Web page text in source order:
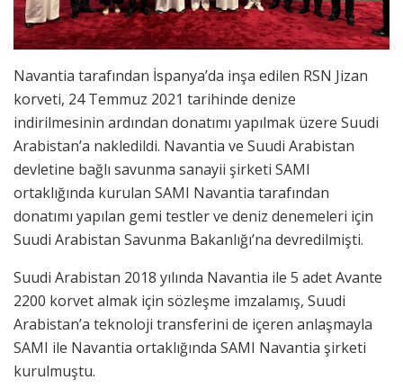
Navantia tarafından İspanya’da inşa edilen RSN Jizan
korveti, 24 Temmuz 2021 tarihinde denize
indirilmesinin ardından donatımı yapılmak üzere Suudi
Arabistan’a nakledildi. Navantia ve Suudi Arabistan
devletine bağlı savunma sanayii şirketi SAMI
ortaklığında kurulan SAMI Navantia tarafından
donatımı yapılan gemi testler ve deniz denemeleri için
Suudi Arabistan Savunma Bakanlığı’na devredilmişti.
Suudi Arabistan 2018 yılında Navantia ile 5 adet Avante
2200 korvet almak için sözleşme imzalamış, Suudi
Arabistan’a teknoloji transferini de içeren anlaşmayla
SAMI ile Navantia ortaklığında SAMI Navantia şirketi
kurulmuştu.